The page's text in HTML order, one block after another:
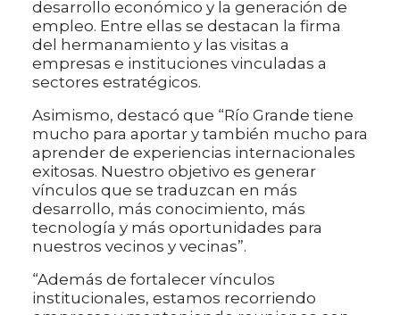
desarrollo económico y la generación de
empleo. Entre ellas se destacan la firma
del hermanamiento y las visitas a
empresas e instituciones vinculadas a
sectores estratégicos.
Asimismo, destacó que “Río Grande tiene
mucho para aportar y también mucho para
aprender de experiencias internacionales
exitosas. Nuestro objetivo es generar
vínculos que se traduzcan en más
desarrollo, más conocimiento, más
tecnología y más oportunidades para
nuestros vecinos y vecinas”.
“Además de fortalecer vínculos
institucionales, estamos recorriendo